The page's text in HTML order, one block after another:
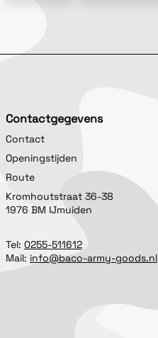
Contactgegevens
Contact
Openingstijden
Route
Kromhoutstraat 36-38
1976 BM IJmuiden
Tel: 0255-511612
Mail: info@baco-army-goods.nl